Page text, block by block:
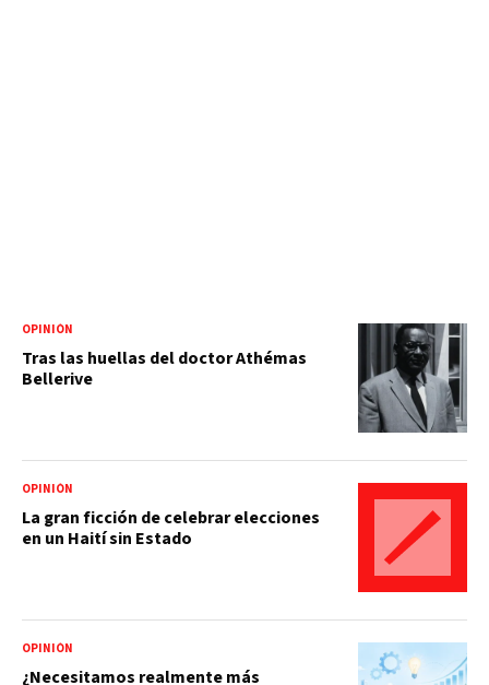
OPINIÓN
Tras las huellas del doctor Athémas
Bellerive
OPINIÓN
La gran ficción de celebrar elecciones
en un Haití sin Estado
OPINIÓN
¿Necesitamos realmente más